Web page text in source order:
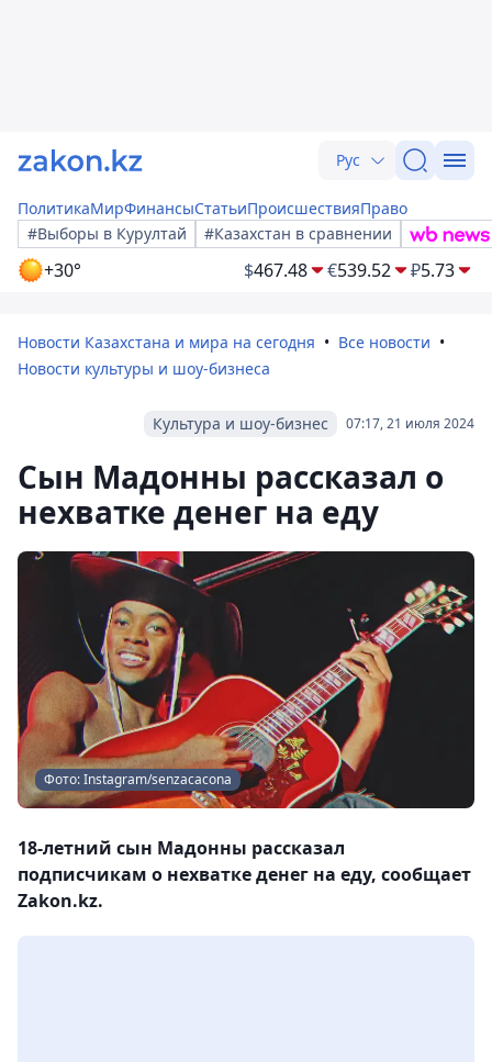
Рус
ПолитикаМирФинансыСтатьиПроисшествияПраво
#Выборы в Курултай
#Казахстан в сравнении
+30° $467.48 €539.52 ₽5.73
Новости Казахстана и мира на сегодня
Все новости
Новости культуры и шоу-бизнеса
07:17, 21 июля 2024
Культура и шоу-бизнес
Сын Мадонны рассказал о
нехватке денег на еду
Фото: Instagram/senzacacona
18-летний сын Мадонны рассказал
подписчикам о нехватке денег на еду, сообщает
Zakon.kz.